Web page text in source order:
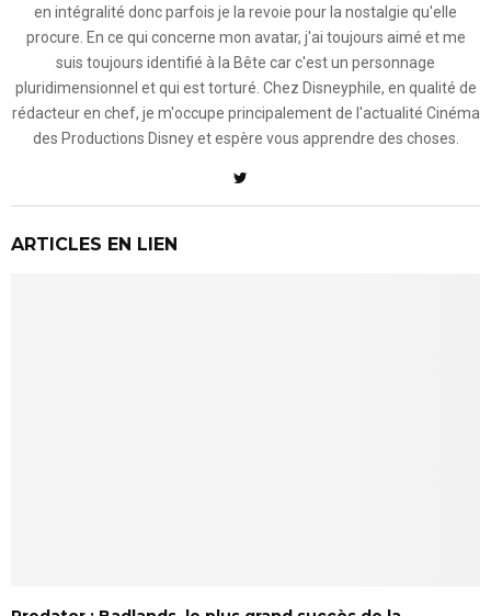
en intégralité donc parfois je la revoie pour la nostalgie qu'elle
procure. En ce qui concerne mon avatar, j'ai toujours aimé et me
suis toujours identifié à la Bête car c'est un personnage
pluridimensionnel et qui est torturé. Chez Disneyphile, en qualité de
rédacteur en chef, je m'occupe principalement de l'actualité Cinéma
des Productions Disney et espère vous apprendre des choses.
ARTICLES EN LIEN